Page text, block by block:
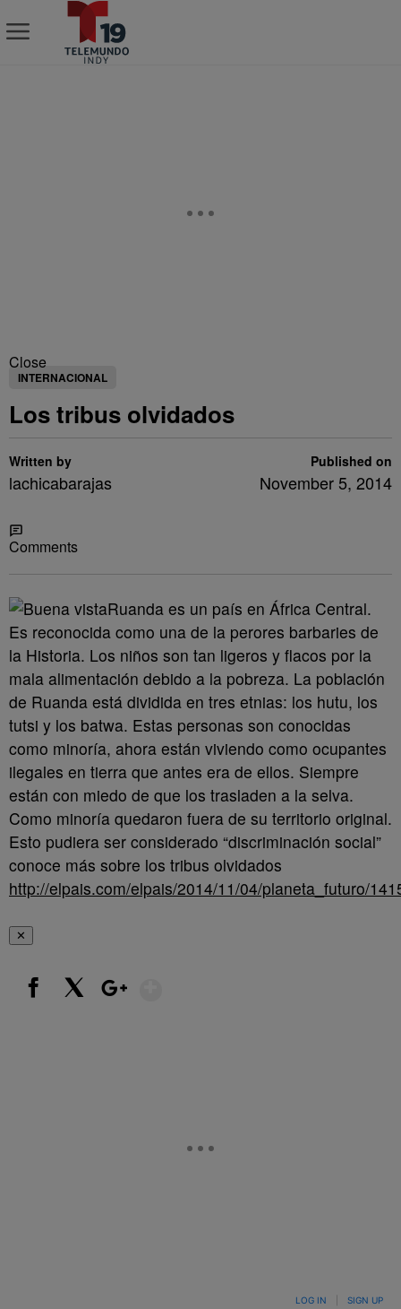
Close
INTERNACIONAL
Los tribus olvidados
Written by
lachicabarajas
Published on
November 5, 2014
Comments
Ruanda es un país en África Central.
Es reconocida como una de la perores barbaries de
la Historia. Los niños son tan ligeros y flacos por la
mala alimentación debido a la pobreza. La población
de Ruanda está dividida en tres etnias: los hutu, los
tutsi y los batwa. Estas personas son conocidas
como minoría, ahora están viviendo como ocupantes
ilegales en tierra que antes era de ellos. Siempre
están con miedo de que los trasladen a la selva.
Como minoría quedaron fuera de su territorio original.
Esto pudiera ser considerado “discriminación social”
conoce más sobre los tribus olvidados
http://elpais.com/elpais/2014/11/04/planeta_futuro/
✕
LOG IN SIGN UP